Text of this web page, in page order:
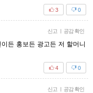
0
3
신고 공감 확인
든 홍보든 광고든 저 할머니
0
4
신고 공감 확인